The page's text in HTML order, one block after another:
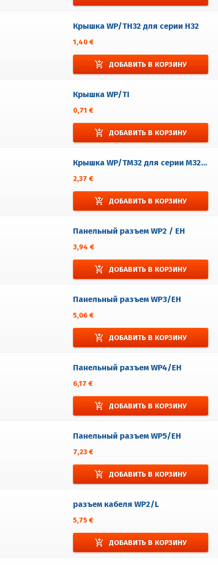
Крышка WP/TH32 для серии H32
1,40 €
add_shopping_cart ДОБАВИТЬ В КОРЗИНУ
Крышка WP/TI
0,71 €
add_shopping_cart ДОБАВИТЬ В КОРЗИНУ
Крышка WP/TM32 для серии M32, EM32
2,37 €
add_shopping_cart ДОБАВИТЬ В КОРЗИНУ
Панельный разъем WP2 / EH
3,94 €
add_shopping_cart ДОБАВИТЬ В КОРЗИНУ
Панельный разъем WP3/EH
5,06 €
add_shopping_cart ДОБАВИТЬ В КОРЗИНУ
Панельный разъем WP4/EH
6,17 €
add_shopping_cart ДОБАВИТЬ В КОРЗИНУ
Панельный разъем WP5/EH
7,23 €
add_shopping_cart ДОБАВИТЬ В КОРЗИНУ
разъем кабеля WP2/L
5,75 €
add_shopping_cart ДОБАВИТЬ В КОРЗИНУ